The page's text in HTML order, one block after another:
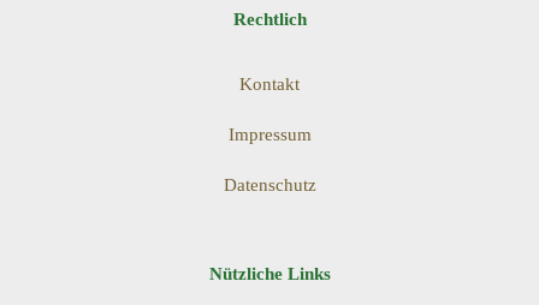
Rechtlich
Kontakt
Impressum
Datenschutz
Nützliche Links